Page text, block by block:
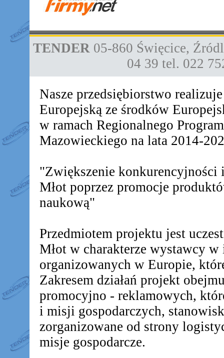
TENDER 05-860 Święcice,
04 39 tel. 022
Nasze przedsiębiorstwo
Europejską ze środków
w ramach Regionalnego
Mazowieckiego na lata 2014-
"Zwiększenie
Młot poprzez promocje
naukową"
Przedmiotem projektu jest
Młot w charakterze wystawcy
organizowanych w Europie,
Zakresem działań projekt
promocyjno - reklamowych,
i misji gospodarczych,
zorganizowane od strony
misje gospodarcze.